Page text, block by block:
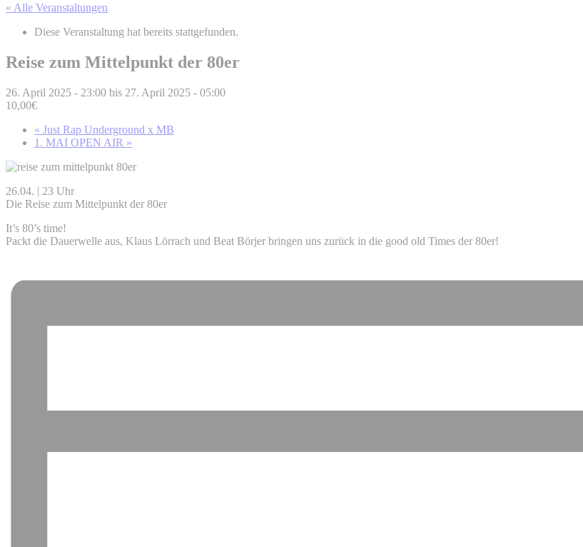
« Alle Veranstaltungen
Diese Veranstaltung hat bereits stattgefunden.
Reise zum Mittelpunkt der 80er
26. April 2025 - 23:00 bis 27. April 2025 - 05:00
10,00€
« Just Rap Underground x MB
1. MAI OPEN AIR »
26.04. | 23 Uhr
Die Reise zum Mittelpunkt der 80er
It’s 80’s time!
Packt die Dauerwelle aus, Klaus Lörrach und Beat Börjer bringen uns zurück in die good old Times der 80er!